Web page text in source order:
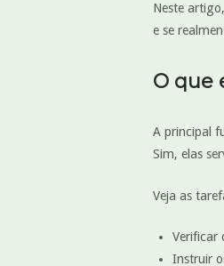
Neste
e se
O que
A principal
Sim, elas
Veja as
Verificar
Instruir